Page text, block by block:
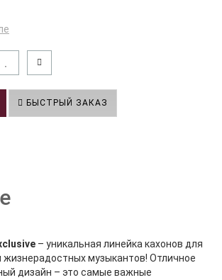
БЫСТРЫЙ ЗАКАЗ
– уникальная линейка кахонов для
жизнерадостных музыкантов! Отличное
дизайн – это самые важные